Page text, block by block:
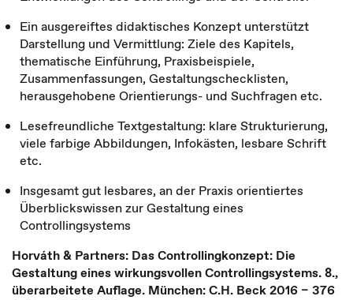
Ein ausgereiftes didaktisches Konzept unterstützt
Darstellung und Vermittlung: Ziele des Kapitels,
thematische Einführung, Praxisbeispiele,
Zusammenfassungen, Gestaltungschecklisten,
herausgehobene Orientierungs- und Suchfragen etc.
Lesefreundliche Textgestaltung: klare Strukturierung,
viele farbige Abbildungen, Infokästen, lesbare Schrift
etc.
Insgesamt gut lesbares, an der Praxis orientiertes
Überblickswissen zur Gestaltung eines
Controllingsystems
Horváth & Partners: Das Controllingkonzept: Die
Gestaltung eines wirkungsvollen Controllingsystems. 8.,
überarbeitete Auflage. München: C.H. Beck 2016 – 376